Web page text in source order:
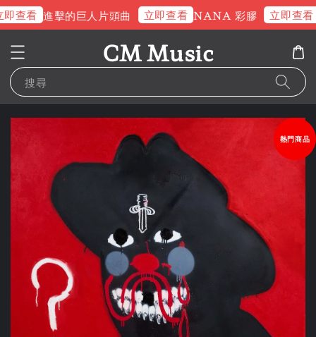
查看 進擊的巨人片頭曲 立即查看 NANA 彩膠 立即查看
CM Music
搜尋
熱門商品